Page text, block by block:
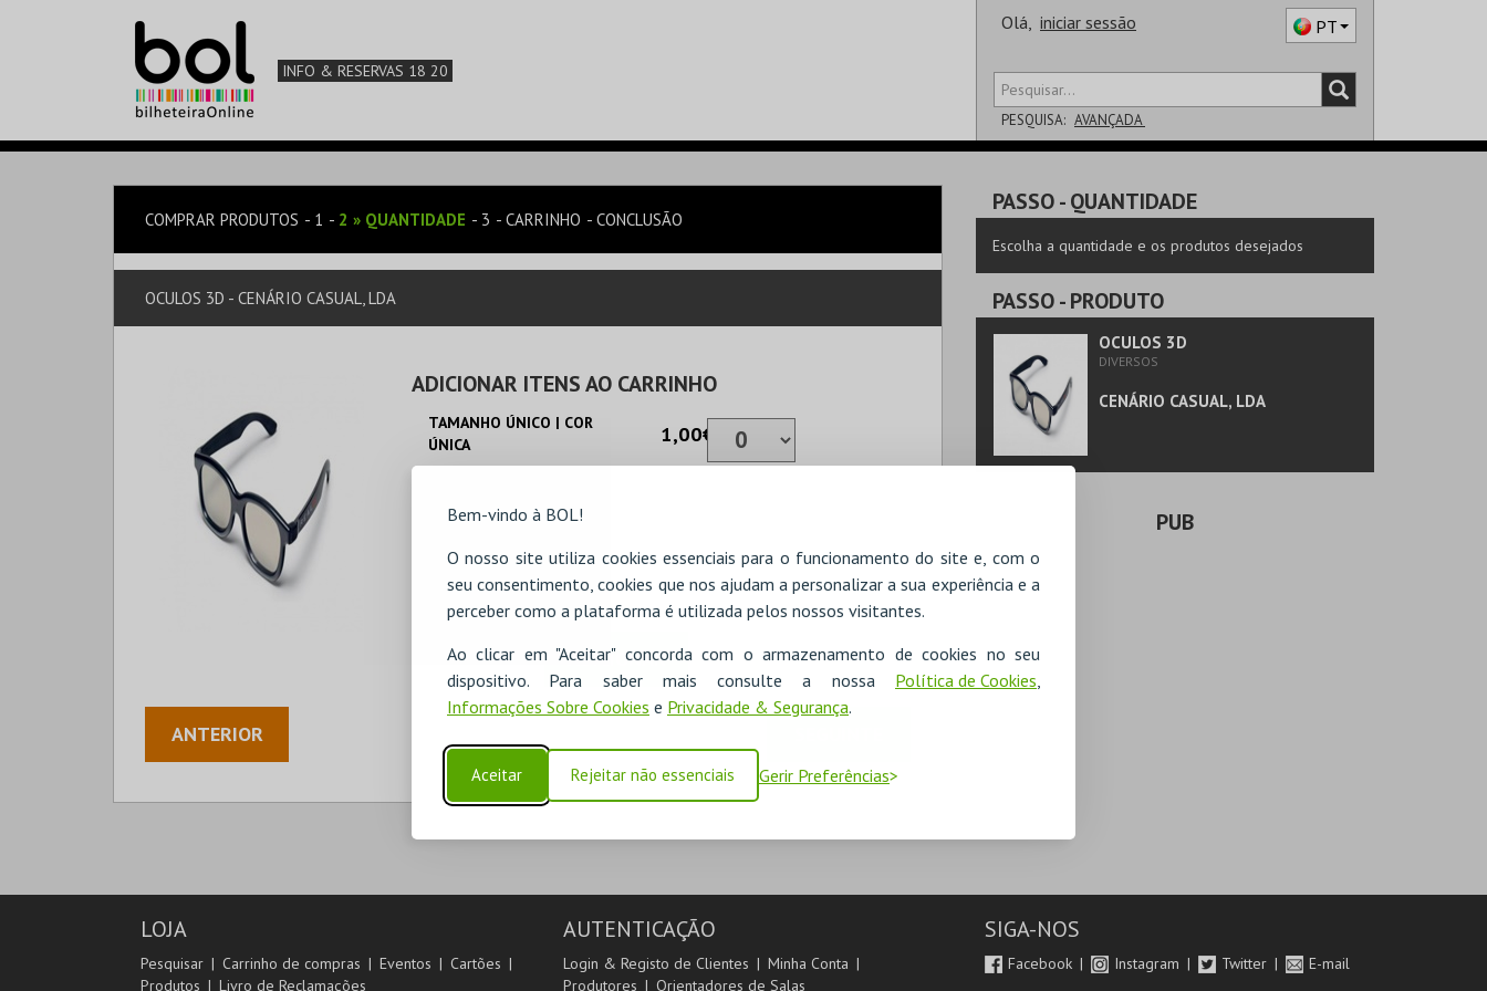
Bem-vindo à BOL!
O nosso site utiliza cookies essenciais para o funcionamento do site e, com o
seu consentimento, cookies que nos ajudam a personalizar a sua experiência e a
perceber como a plataforma é utilizada pelos nossos visitantes.
Ao clicar em "Aceitar" concorda com o armazenamento de cookies no seu
dispositivo. Para saber mais consulte a nossa Política de Cookies
Informações Sobre Cookies e Privacidade & Segurança.
Aceitar Rejeitar não essenciais Gerir Preferências
INFO & RESERVAS 18 20
Olá, iniciar sessão PT
PESQUISA: AVANÇADA
COMPRAR PRODUTOS 1 2 » QUANTIDADE 3 CARRINHO CONCLUSÃO
OCULOS 3D - CENÁRIO CASUAL, LDA
ADICIONAR ITENS AO CARRINHO
TAMANHO ÚNICO | COR
ÚNICA
1,00€
ADICIONAR
ANTERIOR
PASSO- QUANTIDADE
Escolha a quantidade e os produtos desejados
PASSO- PRODUTO
OCULOS 3D
DIVERSOS
CENÁRIO CASUAL, LDA
PUB
LOJA
Pesquisar Carrinho de compras Eventos
Cartões
Produtos
Livro de Reclamações
AUTENTICAÇÃO
Login & Registo de Clientes
Minha Conta
Produtores
Orientadores de Salas
SIGA-NOS
Facebook Instagram Twitter E-mail